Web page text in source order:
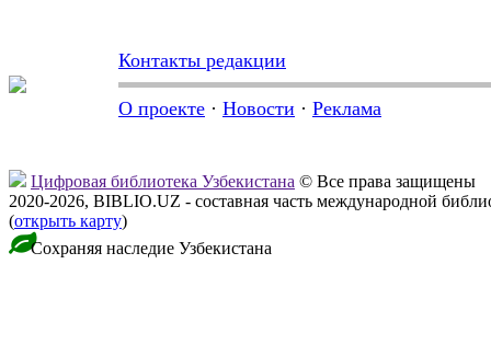
Контакты редакции
О проекте · Новости · Реклама
Цифровая библиотека Узбекистана © Все права защищены
2020-2026, BIBLIO.UZ - составная часть международной
(открыть карту)
Сохраняя наследие Узбекистана